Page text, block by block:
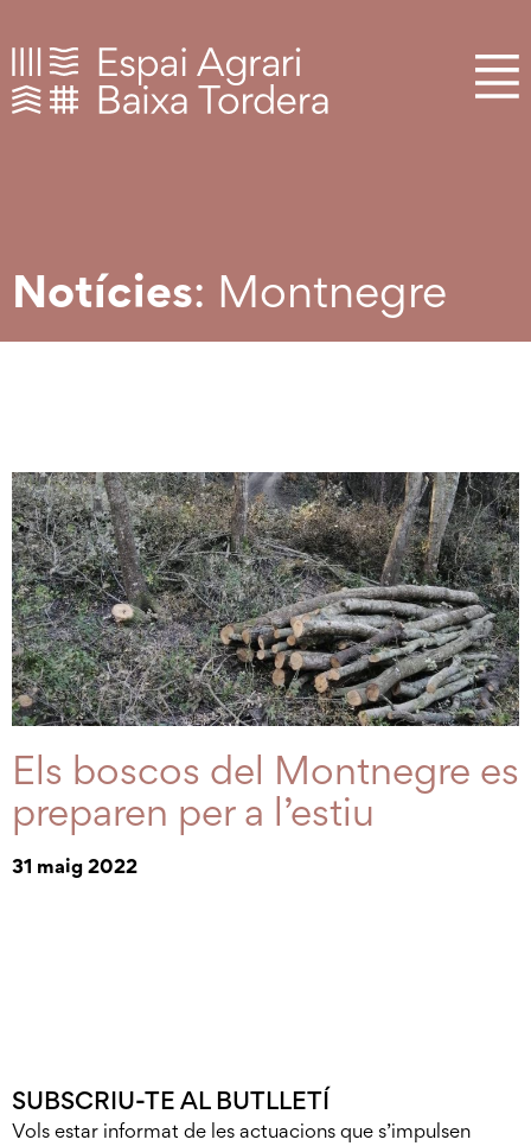
Notícies: Montnegre
Els boscos del Montnegre es
preparen per a l’estiu
31 maig 2022
SUBSCRIU-TE AL BUTLLETÍ
Vols estar informat de les actuacions que s’impulsen